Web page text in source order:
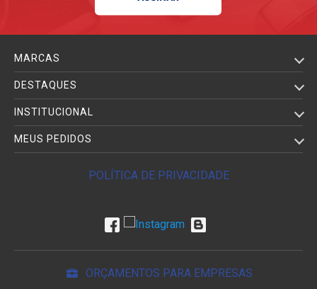
MARCAS
DESTAQUES
INSTITUCIONAL
MEUS PEDIDOS
POLÍTICA DE PRIVACIDADE
ORÇAMENTOS PARA EMPRESAS